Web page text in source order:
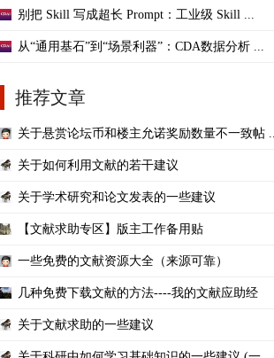
别把 Skill 写成超长 Prompt：工业级 Skill ...
从“通用基石”到“场景利器”：CDA数据分析 ...
推荐文章
关于悬赏论坛币和楼主允诺奖励数量不一致帖 ...
关于如何利用文献的若干建议
关于学术研究和论文发表的一些建议
【文献求助专区】版主工作备用贴
一些免费的文献资源大全（来源可靠）
几种免费下载文献的方法----我的文献应助经
关于文献求助的一些建议